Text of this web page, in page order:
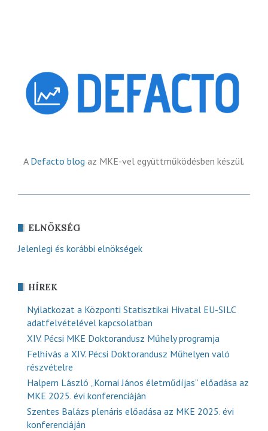
A Defacto blog az MKE-vel együttműködésben készül.
ELNÖKSÉG
Jelenlegi és korábbi elnökségek
HÍREK
Nyilatkozat a Központi Statisztikai Hivatal EU-SILC
adatfelvételével kapcsolatban
XIV. Pécsi MKE Doktorandusz Műhely programja
Felhívás a XIV. Pécsi Doktorandusz Műhelyen való
részvételre
Halpern László „Kornai János életműdíjas” előadása az
MKE 2025. évi konferenciáján
Szentes Balázs plenáris előadása az MKE 2025. évi
konferenciáján